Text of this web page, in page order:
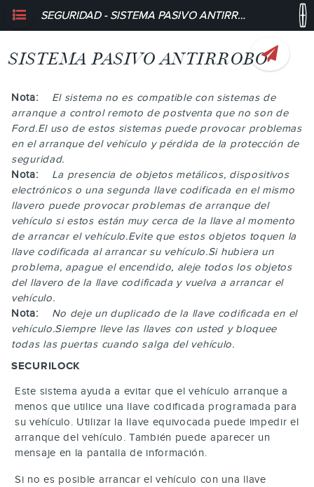
SEGURIDAD - SISTEMA PASIVO ANTIRROBO
SISTEMA PASIVO ANTIRROBO
Nota:
El sistema no es compatible con sistemas de
arranque a control remoto de postventa que no son de
Ford.El uso de estos sistemas puede provocar problemas
en el arranque del vehículo y pérdida de la protección de
seguridad.
Nota:
La presencia de objetos metálicos, dispositivos
electrónicos o una segunda llave codificada en el mismo
llavero puede provocar problemas de arranque del
vehículo si estos están muy cerca de la llave al momento
de arrancar el vehículo.Evite que estos objetos toquen la
llave codificada al arrancar su vehículo.Si hubiera un
problema, apague el encendido, aleje todos los objetos
del llavero de la llave codificada y vuelva a arrancar el
vehículo.
Nota:
No deje un duplicado de la llave codificada en el
vehículo.Siempre lleve las llaves con usted y bloquee
todas las puertas cuando salga del vehículo.
SECURILOCK
Este sistema ayuda a evitar que el vehículo arranque a
menos que utilice una llave codificada programada para
su vehículo. Utilizar la llave equivocada puede impedir el
arranque del vehículo. También puede aparecer un
mensaje en la pantalla de información.
Si no es posible arrancar el vehículo con una llave